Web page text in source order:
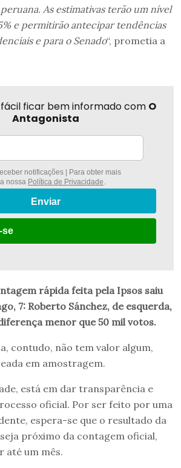
As estimativas terão um nível
e permitirão antecipar tendências
e para o Senado“, prometia a
ficar bem informado com O
Antagonista
notificações | Para obter mais
nossa Política de Privacidade
Enviar
se
rápida feita pela Ipsos saiu
7: Roberto Sánchez, de esquerda,
menor que 50 mil votos.
contudo, não tem valor algum,
em amostragem.
está em dar transparência e
oficial. Por ser feito por uma
espera-se que o resultado da
próximo da contagem oficial,
até um mês.